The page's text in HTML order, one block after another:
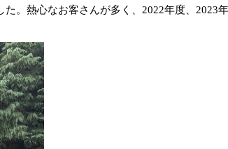
。熱心なお客さんが多く、 2022年度、 2023